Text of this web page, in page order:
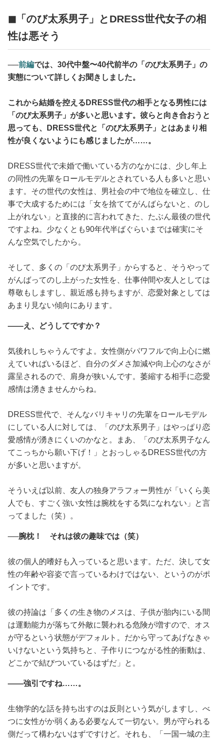
◼︎「のび太系男子」とDRESS世代女子の相
性は悪そう
──前編では、30代中盤〜40代前半の「のび太系男子」の
実態について詳しくお聞きしました。
これから結婚を控えるDRESS世代の相手となる男性には
「のび太系男子」が多いと思います。彼らと向き合おうと
思っても、DRESS世代と「のび太系男子」とはあまり相
性が良くないようにも感じましたが……。
DRESS世代で未婚で働いている方のなかには、少し年上
の同性の先輩をロールモデルとされている人も多いと思い
ます。その世代の女性は、男社会の中で地位を確立し、仕
事で大成するためには「女を捨ててがんばらないと、のし
上がれない」と直接的に言われてきた、たぶん最後の世代
ですよね。少なくとも90年代半ばぐらいまでは確実にそ
んな空気でしたから。
そして、多くの「のび太系男子」からすると、そうやって
がんばってのし上がった女性を、仕事仲間や友人としては
尊敬もしますし、親近感も持ちますが、恋愛対象としては
あまり見ない傾向にあります。
――え、どうしてですか？
気後れしちゃうんですよ。女性側がパワフルで向上心に燃
えていればいるほど、自分のダメさ加減や向上心のなさが
露呈されるので、肩身が狭いんです。萎縮する相手に恋愛
感情は湧きませんからね。
DRESS世代で、そんなバリキャリの先輩をロールモデル
にしている人に対しては、「のび太系男子」はやっぱり恋
愛感情が湧きにくいのかなと。まあ、「のび太系男子なん
てこっちから願い下げ！」とおっしゃるDRESS世代の方
が多いと思いますが。
そういえば以前、友人の独身アラフォー男性が「いくら美
人でも、すごく強い女性は腕枕をする気になれない」と言
ってました（笑）。
──腕枕！ それは彼の趣味では（笑）
彼の個人的嗜好も入っていると思います。ただ、決して女
性の年齢や容姿で言っているわけではない、というのがポ
イントです。
彼の持論は「多くの生き物のメスは、子供が胎内にいる間
は運動能力が落ちて外敵に襲われる危険が増すので、オス
が守るという状態がデフォルト。だから守ってあげなきゃ
いけないという気持ちと、子作りにつながる性的衝動は、
どこかで結びついているはずだ」と。
――強引ですね……。
生物学的な話を持ち出すのは反則という気がしますし、べ
つに女性がか弱くある必要なんて一切ない。男が守られる
側だって構わないはずですけど。それも、「一国一城の主